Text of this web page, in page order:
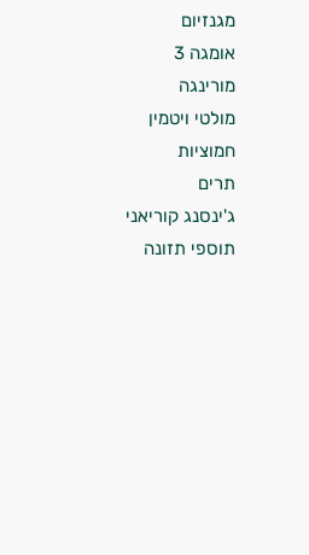
מגנזיום
אומגה 3
מורינגה
מולטי ויטמין
חמוציות
תרים
ג'ינסנג קוריאני
תוספי תזונה